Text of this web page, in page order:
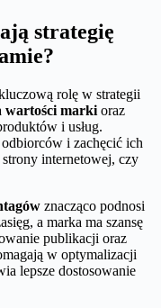
strategię
rolę w strategii
wartości marki oraz
i usług.
i zachęcić ich
internetowej, czy
znacząco podnosi
a marka ma szansę
publikacji oraz
w optymalizacji
lepsze dostosowanie